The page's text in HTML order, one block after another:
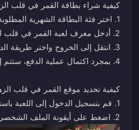
2. اضغط على أيقونة الملف الشخصي الموجودة في الزاوية اليسرى العليا لعرض معرف اللعبة الفريد الخاص بك.